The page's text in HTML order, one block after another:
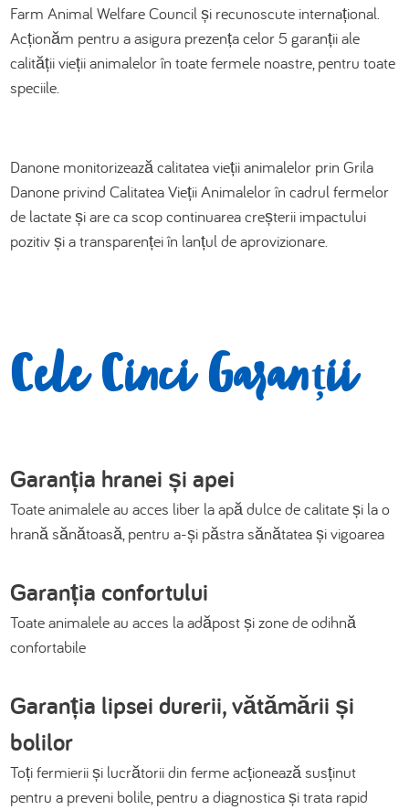
Farm Animal Welfare Council și recunoscute internațional.
Acționăm pentru a asigura prezența celor 5 garanții ale
calității vieții animalelor în toate fermele noastre, pentru toate
speciile.
Danone monitorizează calitatea vieții animalelor prin Grila
Danone privind Calitatea Vieții Animalelor în cadrul fermelor
de lactate și are ca scop continuarea creșterii impactului
pozitiv și a transparenței în lanțul de aprovizionare.
Cele Cinci Garanții
Garanția hranei și apei
Toate animalele au acces liber la apă dulce de calitate și la o
hrană sănătoasă, pentru a-și păstra sănătatea și vigoarea
Garanția confortului
Toate animalele au acces la adăpost și zone de odihnă
confortabile
Garanția lipsei durerii, vătămării și
bolilor
Toți fermierii și lucrătorii din ferme acționează susținut
pentru a preveni bolile, pentru a diagnostica și trata rapid